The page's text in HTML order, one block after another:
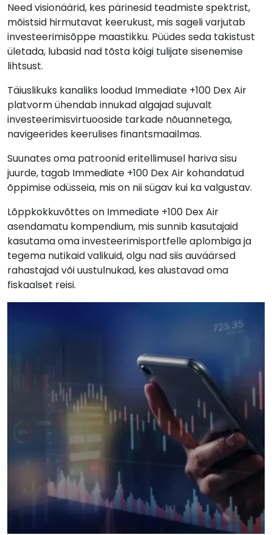
Need visionäärid, kes pärinesid teadmiste spektrist,
mõistsid hirmutavat keerukust, mis sageli varjutab
investeerimisõppe maastikku. Püüdes seda takistust
ületada, lubasid nad tõsta kõigi tulijate sisenemise
lihtsust.
Täiuslikuks kanaliks loodud Immediate +100 Dex Air
platvorm ühendab innukad algajad sujuvalt
investeerimisvirtuooside tarkade nõuannetega,
navigeerides keerulises finantsmaailmas.
Suunates oma patroonid eritellimusel hariva sisu
juurde, tagab Immediate +100 Dex Air kohandatud
õppimise odüsseia, mis on nii sügav kui ka valgustav.
Lõppkokkuvõttes on Immediate +100 Dex Air
asendamatu kompendium, mis sunnib kasutajaid
kasutama oma investeerimisportfelle aplombiga ja
tegema nutikaid valikuid, olgu nad siis auväärsed
rahastajad või uustulnukad, kes alustavad oma
fiskaalset reisi.